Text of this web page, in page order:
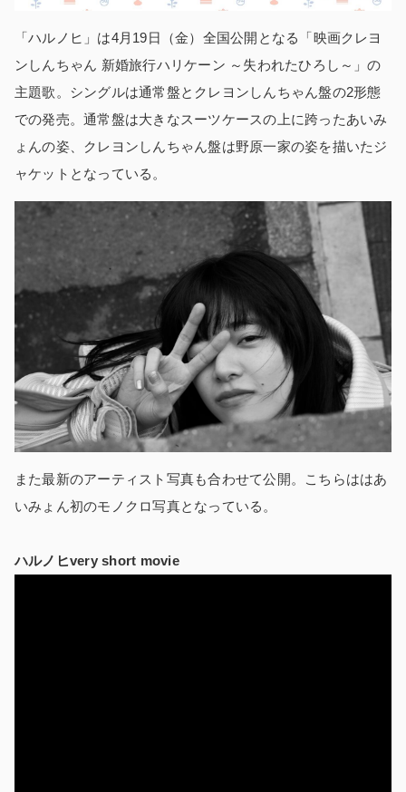
「ハルノヒ」は4月19日（金）全国公開となる「映画クレヨ
ンしんちゃん 新婚旅行ハリケーン ～失われたひろし～」の
主題歌。シングルは通常盤とクレヨンしんちゃん盤の2形態
での発売。通常盤は大きなスーツケースの上に跨ったあいみ
ょんの姿、クレヨンしんちゃん盤は野原一家の姿を描いたジ
ャケットとなっている。
また最新のアーティスト写真も合わせて公開。こちらははあ
いみょん初のモノクロ写真となっている。
ハルノヒvery short movie